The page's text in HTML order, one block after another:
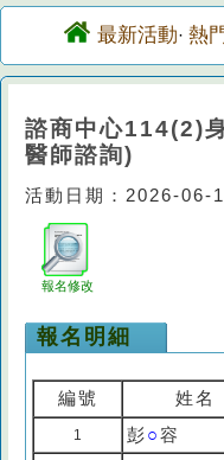
最新活動· 熱
諮商中心114(2)
醫師諮詢)
活動日期：2026-06-
報名修改
報名明細
編號 姓名
1 彭○容